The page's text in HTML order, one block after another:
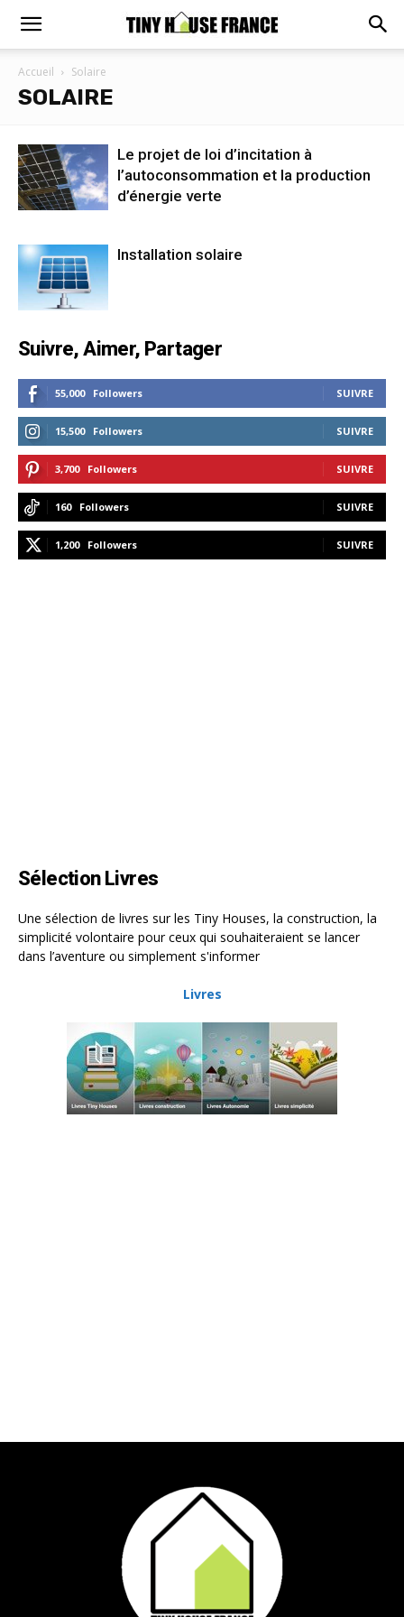
Accueil Solaire
SOLAIRE
Le projet de loi d’incitation à
l’autoconsommation et la production
d’énergie verte
Installation solaire
Suivre, Aimer, Partager
55,000 Followers SUIVRE
15,500 Followers SUIVRE
3,700 Followers SUIVRE
160 Followers SUIVRE
1,200 Followers SUIVRE
Sélection Livres
Une sélection de livres sur les Tiny Houses, la construction, la
simplicité volontaire pour ceux qui souhaiteraient se lancer
dans l’aventure ou simplement s'informer
Livres